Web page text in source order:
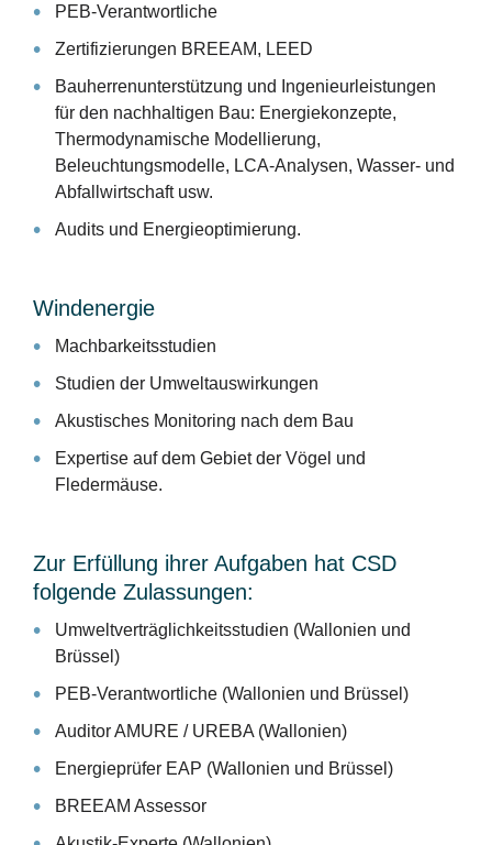
PEB-Verantwortliche
Zertifizierungen BREEAM, LEED
Bauherrenunterstützung und Ingenieurleistungen
für den nachhaltigen Bau: Energiekonzepte,
Thermodynamische Modellierung,
Beleuchtungsmodelle, LCA-Analysen, Wasser- und
Abfallwirtschaft usw.
Audits und Energieoptimierung.
Windenergie
Machbarkeitsstudien
Studien der Umweltauswirkungen
Akustisches Monitoring nach dem Bau
Expertise auf dem Gebiet der Vögel und
Fledermäuse.
Zur Erfüllung ihrer Aufgaben hat CSD
folgende Zulassungen:
Umweltverträglichkeitsstudien (Wallonien und
Brüssel)
PEB-Verantwortliche (Wallonien und Brüssel)
Auditor AMURE / UREBA (Wallonien)
Energieprüfer EAP (Wallonien und Brüssel)
BREEAM Assessor